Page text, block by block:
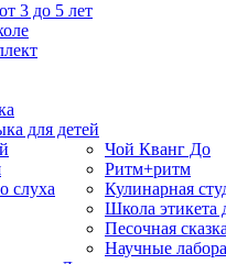
3 до 5 лет
для детей
слуха
Чой Кванг До
Ритм+ритм
Кулинарная
Школа этикета
Песочная
Научные